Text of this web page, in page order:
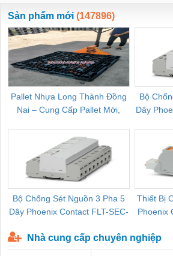
ewara
CHUA
Sản phẩm mới (147896)
Pallet Nhựa Long Thành Đồng
Nai – Cung Cấp Pallet Mới,
Bộ
Dây
Bộ Chống Sét Nguồn 3 Pha 5
Dây Phoenix Contact FLT-SEC-
Thiết Bị
Phoenix
Nhà cung cấp chuyên nghiệp